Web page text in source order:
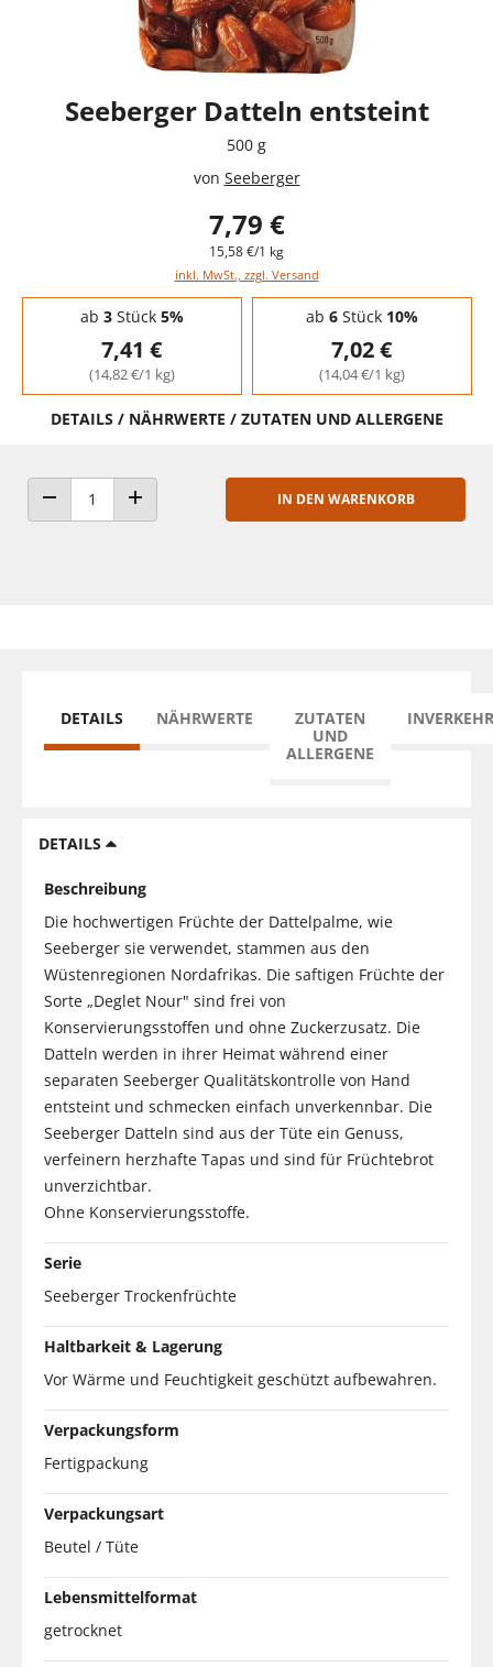
Seeberger Datteln entsteint
500 g
von Seeberger
7,79 €
15,58 €/1 kg
inkl. MwSt., zzgl. Versand
Staffelpreise - Mengenrabatt
ab 3Stück 5%
7,41 €
(14,82 €/1 kg)
ab 6Stück 10%
7,02 €
(14,04 €/1 kg)
DETAILS / NÄHRWERTE / ZUTATEN UND ALLERGENE
ANZAHL VERRINGERNANZAHL ERHÖHEN
IN DEN WARENKORB
DETAILS NÄHRWERTE
ZUTATEN
UND
ALLERGENE
DETAILS
Beschreibung
Die hochwertigen Früchte der Dattelpalme, wie
Seeberger sie verwendet, stammen aus den
Wüstenregionen Nordafrikas. Die saftigen Früchte der
Sorte „Deglet Nour" sind frei von
Konservierungsstoffen und ohne Zuckerzusatz. Die
Datteln werden in ihrer Heimat während einer
separaten Seeberger Qualitätskontrolle von Hand
entsteint und schmecken einfach unverkennbar. Die
Seeberger Datteln sind aus der Tüte ein Genuss,
verfeinern herzhafte Tapas und sind für Früchtebrot
unverzichtbar.
Ohne Konservierungsstoffe.
Serie
Seeberger Trockenfrüchte
Haltbarkeit & Lagerung
Vor Wärme und Feuchtigkeit geschützt aufbewahren.
Verpackungsform
Fertigpackung
Verpackungsart
Beutel / Tüte
Lebensmittelformat
getrocknet